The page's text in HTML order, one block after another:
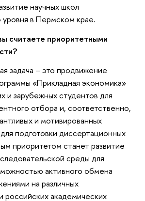
научных школ
в Пермском крае.
считаете приоритетными
задача – это продвижение
«Прикладная экономика»
и зарубежных студентов для
отбора и, соответственно,
и мотивированных
подготовки диссертационных
приоритетом станет развитие
среды для
активного обмена
на различных
российских академических